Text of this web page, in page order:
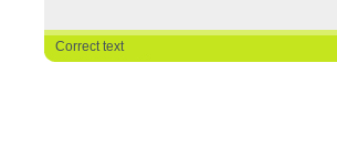
Correct text